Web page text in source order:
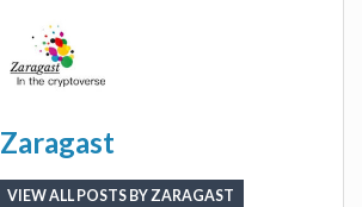
Zaragast
VIEW ALL POSTS BY ZARAGAST